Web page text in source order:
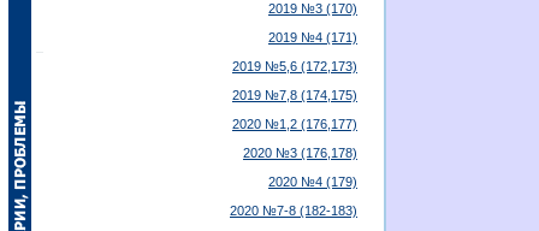
2019 №3 (170)
2019 №4 (171)
2019 №5,6 (172,173)
2019 №7,8 (174,175)
2020 №1,2 (176,177)
2020 №3 (176,178)
2020 №4 (179)
2020 №7-8 (182-183)